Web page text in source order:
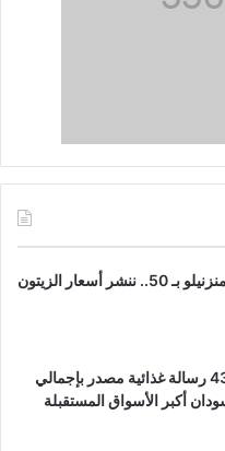
التفاحي بـ 110 والمنزنيلو بـ 50.. ننشر أسعار الزيتون
سلامة الغذاء: 4300 رسالة غذائية مصدر بإجمالي